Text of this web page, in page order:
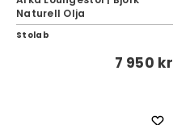
Naturell Olja
Stolab
7 950 kr